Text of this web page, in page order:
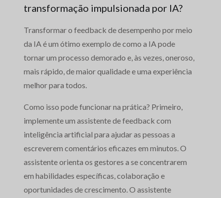
transformação impulsionada por IA?
Transformar o feedback de desempenho por meio
da IA é um ótimo exemplo de como a IA pode
tornar um processo demorado e, às vezes, oneroso,
mais rápido, de maior qualidade e uma experiência
melhor para todos.
Como isso pode funcionar na prática? Primeiro,
implemente um assistente de feedback com
inteligência artificial para ajudar as pessoas a
escreverem comentários eficazes em minutos. O
assistente orienta os gestores a se concentrarem
em habilidades específicas, colaboração e
oportunidades de crescimento. O assistente